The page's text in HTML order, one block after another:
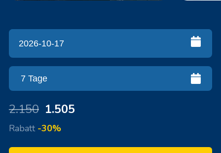
2.150 1.505
Rabatt -30%